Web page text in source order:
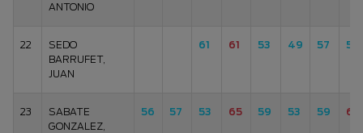
ANTONIO
22
SEDO
BARRUFET,
JUAN
61 61 53 49 57 55
23
SABATE
GONZALEZ,
56 57 53 65 59 53 59 61